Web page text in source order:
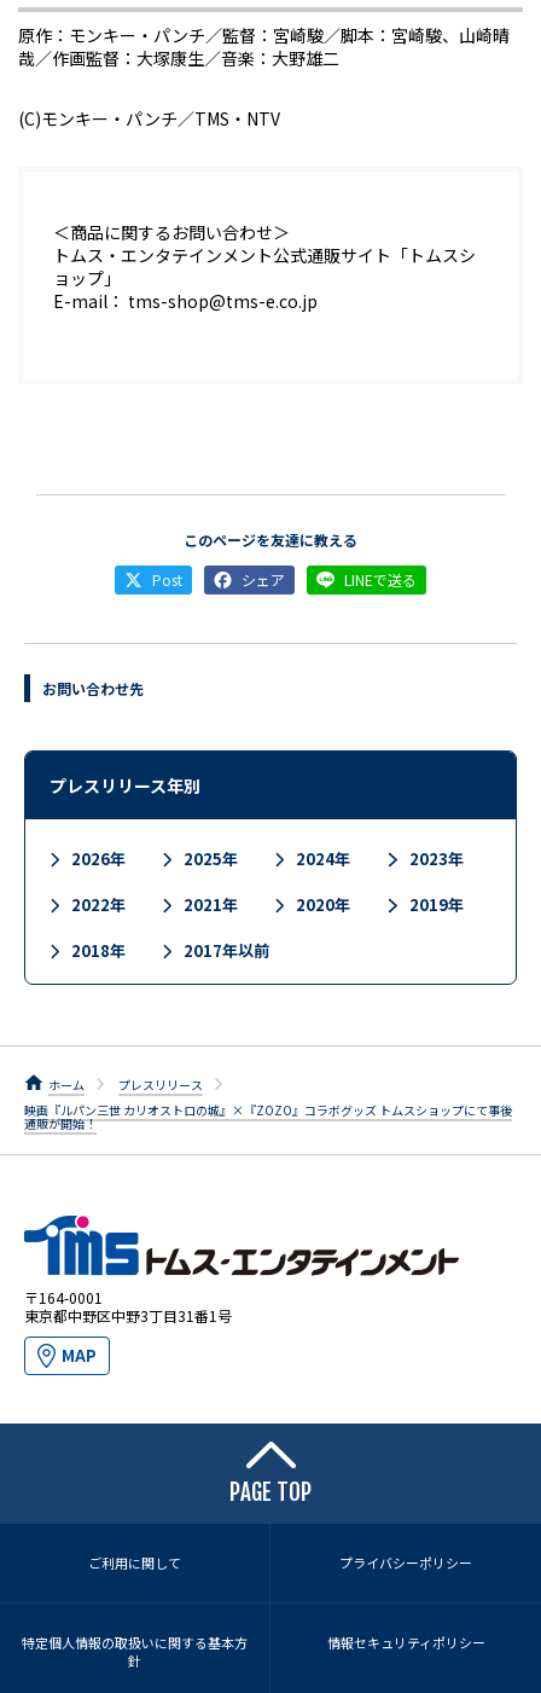
原作：モンキー・パンチ／監督：宮崎駿／脚本：宮崎駿、山崎晴
哉／作画監督：大塚康生／音楽：大野雄二
(C)モンキー・パンチ／TMS・NTV
＜商品に関するお問い合わせ＞
トムス・エンタテインメント公式通販サイト「トムスシ
ョップ」
E-mail： tms-shop@tms-e.co.jp
このページを友達に教える
Post
シェア LINEで送る
お問い合わせ先
プレスリリース年別
2026年 2025年 2024年
2023年
2022年
2021年 2020年
2019年
2018年
2017年以前
ホーム
プレスリリース
映画『ルパン三世 カリオストロの城』×『ZOZO』コラボグッズ トムスショップにて事後
通販が開始！
〒164-0001
東京都中野区中野3丁目31番1号
MAP
PAGE TOP
ご利用に関して プライバシーポリシー
特定個人情報の取扱いに関する基本方
針
情報セキュリティポリシー